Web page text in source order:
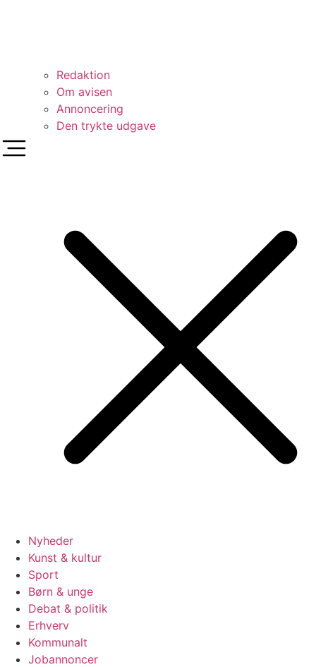
Redaktion
Om avisen
Annoncering
Den trykte udgave
Nyheder
Kunst & kultur
Sport
Børn & unge
Debat & politik
Erhverv
Kommunalt
Jobannoncer